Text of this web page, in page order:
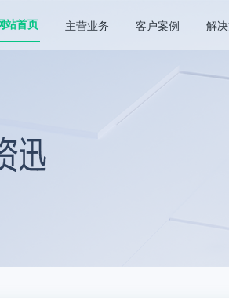
站首页 主营业务 客户案例 解